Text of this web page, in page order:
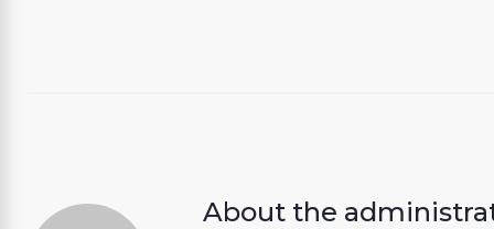
About the